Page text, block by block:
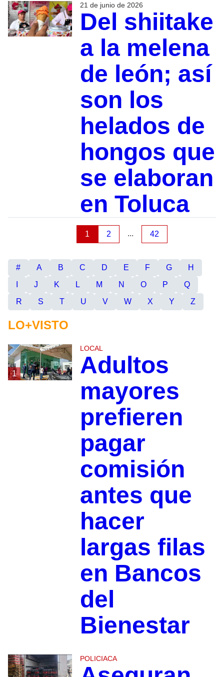
21 de junio de 2026
Del shiitake
a la melena
de león; así
son los
helados de
hongos que
se elaboran
en Toluca
1 2 ... 42
# A B C D E F G
H
J K L M N O P
Q
R
S T U V W X Y Z
LO+VISTO
1
LOCAL
Adultos
mayores
prefieren
pagar
comisión
antes que
hacer
largas filas
en Bancos
del
Bienestar
POLICIACA